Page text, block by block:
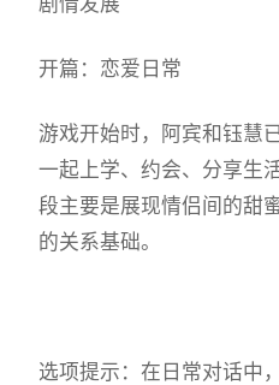
开篇：恋爱日常
游戏开始时，阿宾和钰慧
一起上学、约会、分享生
段主要是展现情侣间的甜
的关系基础。
选项提示：在日常对话中